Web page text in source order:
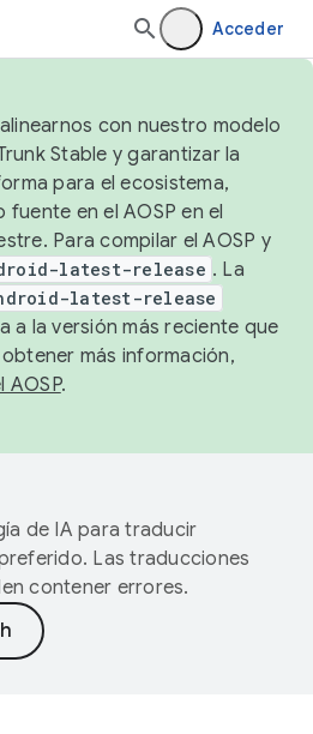
Acceder
con nuestro modelo
Stable y garantizar la
para el ecosistema,
en el AOSP en el
Para compilar el AOSP y
latest-release . La
latest-release
a la versión más reciente que
obtener más información,
AOSP.
de IA para traducir
Las traducciones
contener errores.